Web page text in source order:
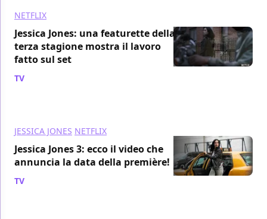
NETFLIX
Jessica Jones: una featurette della
terza stagione mostra il lavoro
fatto sul set
TV
JESSICA JONES NETFLIX
Jessica Jones 3: ecco il video che
annuncia la data della première!
TV